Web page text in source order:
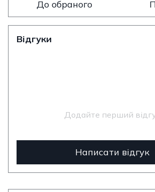
До обраного
Відгуки
Додайте перший
Написати відгук